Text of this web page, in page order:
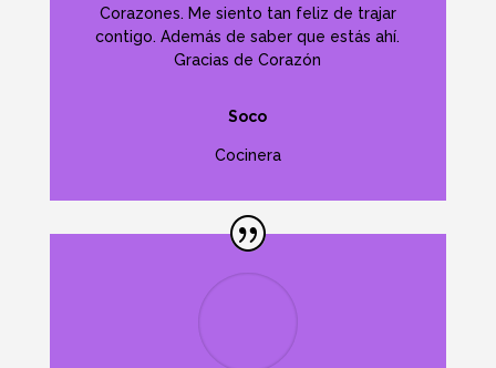
Corazones. Me siento tan feliz de trajar
contigo. Además de saber que estás ahí.
Gracias de Corazón
Soco
Cocinera